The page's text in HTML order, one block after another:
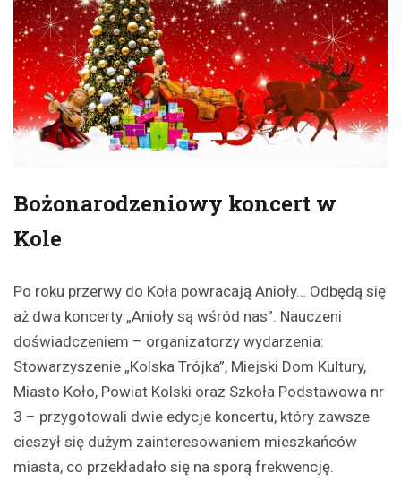
Bożonarodzeniowy koncert w
Kole
Po roku przerwy do Koła powracają Anioły… Odbędą się
aż dwa koncerty „Anioły są wśród nas”. Nauczeni
doświadczeniem – organizatorzy wydarzenia:
Stowarzyszenie „Kolska Trójka”, Miejski Dom Kultury,
Miasto Koło, Powiat Kolski oraz Szkoła Podstawowa nr
3 – przygotowali dwie edycje koncertu, który zawsze
cieszył się dużym zainteresowaniem mieszkańców
miasta, co przekładało się na sporą frekwencję.